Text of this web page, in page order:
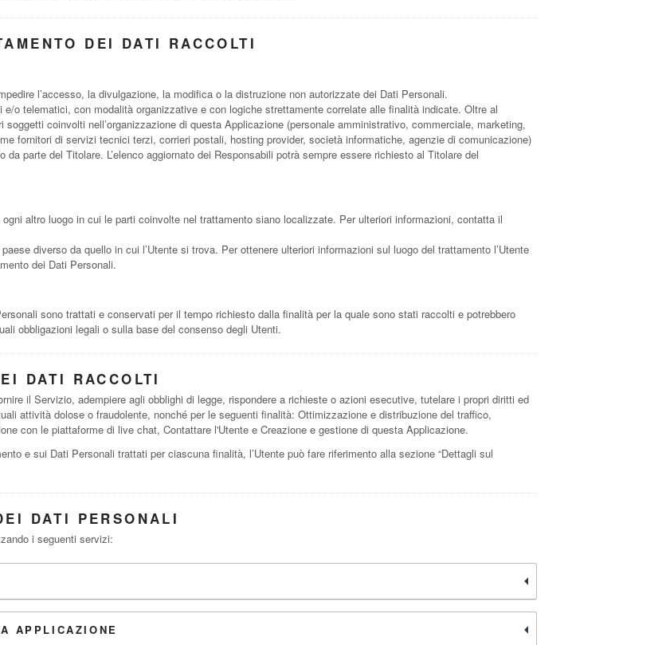
DEI DATI RACCOLTI
l’accesso, la divulgazione, la modifica o la distruzione non autorizzate dei Dati Personali.
o telematici, con modalità organizzative e con logiche strettamente correlate alle finalità indicate. Oltre al
coinvolti nell’organizzazione di questa Applicazione (personale amministrativo, commerciale, marketing,
fornitori di servizi tecnici terzi, corrieri postali, hosting provider, società informatiche, agenzie di comunicazione)
parte del Titolare. L’elenco aggiornato dei Responsabili potrà sempre essere richiesto al Titolare del
altro luogo in cui le parti coinvolte nel trattamento siano localizzate. Per ulteriori informazioni, contatta il
diverso da quello in cui l’Utente si trova. Per ottenere ulteriori informazioni sul luogo del trattamento l’Utente
dei Dati Personali.
sono trattati e conservati per il tempo richiesto dalla finalità per la quale sono stati raccolti e potrebbero
obbligazioni legali o sulla base del consenso degli Utenti.
DATI RACCOLTI
il Servizio, adempiere agli obblighi di legge, rispondere a richieste o azioni esecutive, tutelare i propri diritti ed
attività dolose o fraudolente, nonché per le seguenti finalità: Ottimizzazione e distribuzione del traffico,
con le piattaforme di live chat, Contattare l'Utente e Creazione e gestione di questa Applicazione.
e sui Dati Personali trattati per ciascuna finalità, l’Utente può fare riferimento alla sezione “Dettagli sul
DATI PERSONALI
i seguenti servizi:
APPLICAZIONE